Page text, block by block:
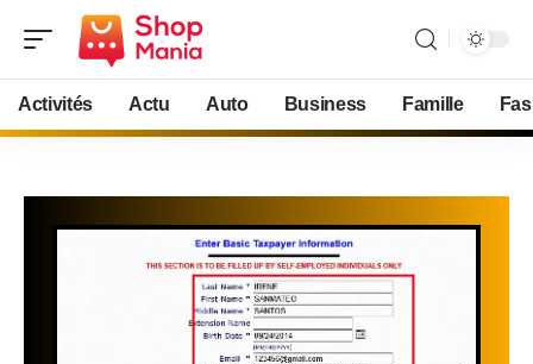
Activités Actu Auto Business Famille